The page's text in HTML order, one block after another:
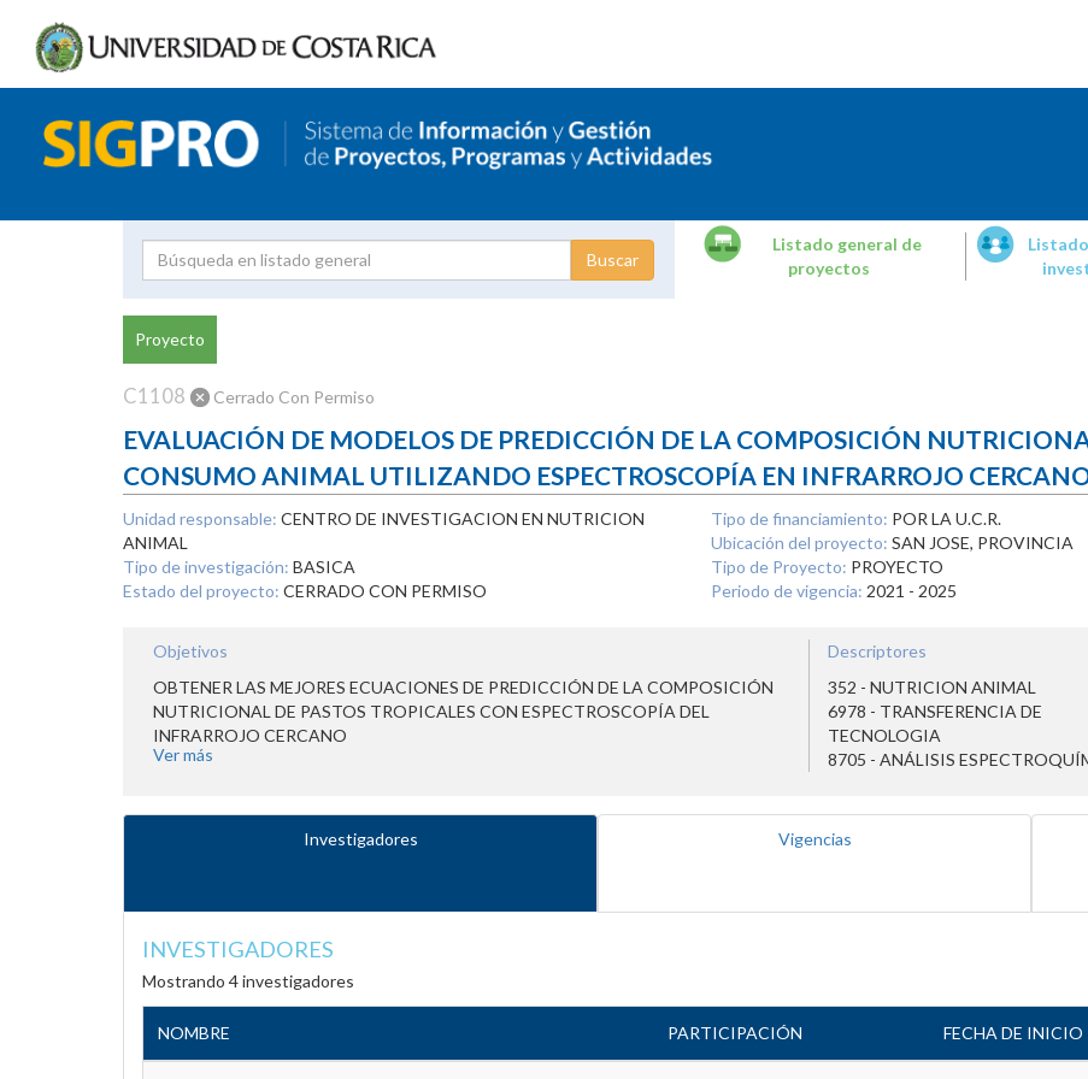
Proyecto
Listado general de
proyectos
Proyecto
C1108 Cerrado Con Permiso
EVALUACIÓN DE MODELOS DE PREDICCIÓN DE LA COMPOSICIÓN
CONSUMO ANIMAL UTILIZANDO ESPECTROSCOPÍA EN INFRARROJO
Unidad responsable: CENTRO DE INVESTIGACION EN NUTRICION
ANIMAL
Tipo de investigación: BASICA
Estado del proyecto: CERRADO CON PERMISO
Tipo de financiamiento: POR LA U.C.R.
Ubicación del proyecto: SAN JOSE, PROVINCIA
Tipo de Proyecto: PROYECTO
Periodo de vigencia: 2021 - 2025
Objetivos
OBTENER LAS MEJORES ECUACIONES DE PREDICCIÓN DE LA COMPOSICIÓN
NUTRICIONAL DE PASTOS TROPICALES CON ESPECTROSCOPÍA DEL
INFRARROJO CERCANO
Ver más
Descriptores
352 - NUTRICION ANIMAL
6978 - TRANSFERENCIA DE
TECNOLOGIA
8705 - ANÁLISIS
Investigadores Vigencias
INVESTIGADORES
Mostrando 4 investigadores
NOMBRE PARTICIPACIÓN FECHA DE INICIO